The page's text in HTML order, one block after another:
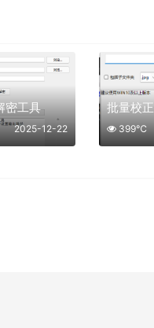
密工具
2025-12-22
批量校
399℃